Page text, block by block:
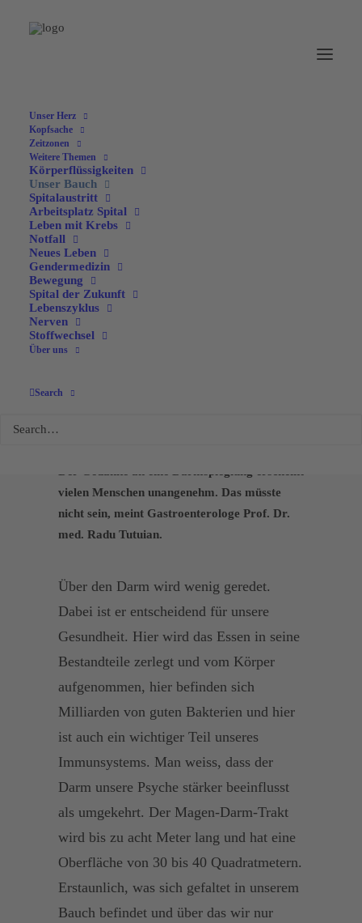
Unser Herz
Kopfsache
Zeitzonen
Weitere Themen
Körperflüssigkeiten
Unser Bauch
Spitalaustritt
Arbeitsplatz Spital
Leben mit Krebs
Notfall
Neues Leben
Gendermedizin
Bewegung
Spital der Zukunft
Lebenszyklus
Nerven
Stoffwechsel
Über uns
Search
Darmspiegelung
Wichtige
vielen Menschen unangenehm. Das müsste
nicht sein, meint Gastro­enterologe Prof. Dr.
med. Radu Tutuian.
Über den Darm wird wenig geredet.
Dabei ist er entscheidend für unsere
Gesundheit. Hier wird das Essen in seine
Bestandteile zerlegt und vom Körper
aufgenommen, hier befinden sich
Milliarden von guten Bakterien und hier
ist auch ein wichtiger Teil unseres
Immunsystems. Man weiss, dass der
Darm unsere Psyche stärker beeinflusst
als umgekehrt. Der Magen-Darm-Trakt
wird bis zu acht Meter lang und hat eine
Oberfläche von 30 bis 40 Quadratmetern.
Erstaunlich, was sich gefaltet in unserem
Bauch befindet und über das wir nur